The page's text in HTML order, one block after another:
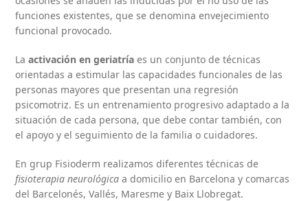
funciones existentes, que se denomina envejecimiento
funcional provocado.
Laactivación en geriatría es un conjunto de técnicas
orientadas a estimular las capacidades funcionales de las
personas mayores que presentan una regresión
psicomotriz. Es un entrenamiento progresivo adaptado a la
situación de cada persona, que debe contar también, con
el apoyo y el seguimiento de la familia o cuidadores.
En grup Fisioderm realizamos diferentes técnicas de
fisioterapia neurológica a domicilio en Barcelona y comarcas
del Barcelonés, Vallés, Maresme y Baix Llobregat.